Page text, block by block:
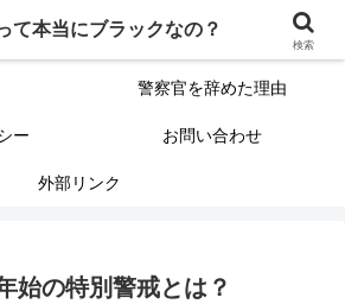
警察官って本当にブラックなの？ サイトマップ（記事一覧）
警察官を辞めた理由
ー お問い合わせ
外部リンク
始の特別警戒とは？
て本当にブラックなの？
検索